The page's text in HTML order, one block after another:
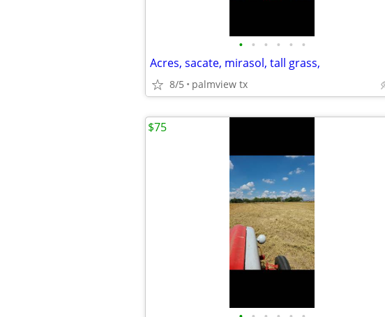
• • • • • •
Acres, sacate, mirasol, tall grass,
8/5 palmview tx
$75